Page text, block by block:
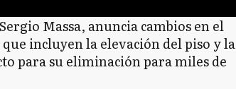
Massa, anuncia cambios en el
incluyen la elevación del piso y la
para su eliminación para miles de